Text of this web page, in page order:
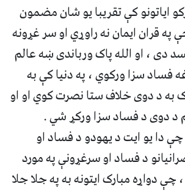
ایاتونو کې تقریبا یو شان مضمون
قران ایمان نه راوړي او سر غړونه
دی ، او الله پاک ورباندی ښه عالم
فساد سزا ورکوي ، په دنیا کې به
به د دوی خلاف ستا نصرت کوي او او
د دوی د فساد سزا ورکړ شي .
دا یو ایت د یهودو د فساد او
د فساد او سرغړونې په مورد
دواړه مبارک ایتونه به په جلا جلا